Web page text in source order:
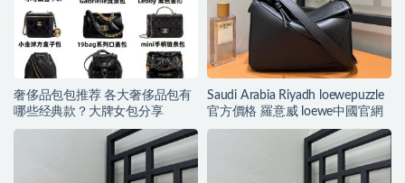
奢侈品包包推荐 各大奢侈品包有
哪些经典款？大牌女包分享
Saudi Arabia Riyadh loewepuzzle
官方價格 羅意威 loewe中國官網